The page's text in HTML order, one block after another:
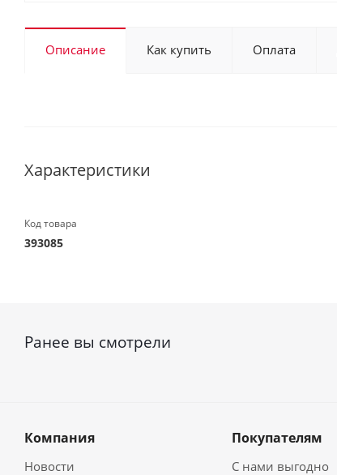
Описание Как купить Оплата
Характеристики
Код товара
393085
Ранее вы смотрели
Компания
Новости
Покупателям
С нами выгодно